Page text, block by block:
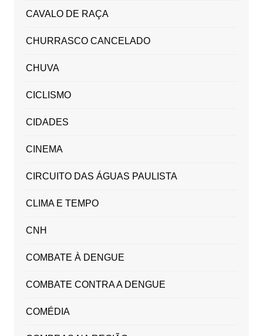
CAVALO DE RAÇA
CHURRASCO CANCELADO
CHUVA
CICLISMO
CIDADES
CINEMA
CIRCUITO DAS ÁGUAS PAULISTA
CLIMA E TEMPO
CNH
COMBATE À DENGUE
COMBATE CONTRA A DENGUE
COMÉDIA